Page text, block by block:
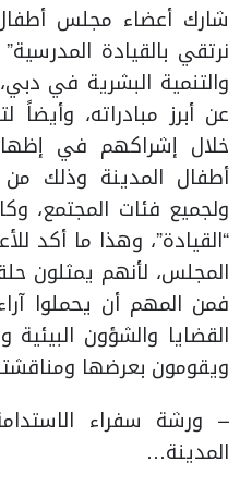
شارك أعضاء مجلس
نرتقي بالقيادة
والتنمية البشرية في
عن أبرز مبادراته، وأيضاً
خلال إشراكهم في
أطفال المدينة وذلك
ولجميع فئات المجتمع،
“القيادة”، وهذا ما أكد
المجلس، لأنهم يمثلون
فمن المهم أن يحملوا
القضايا والشؤون البيئية
ويقومون بعرضها
– ورشة سفراء
المدينة…